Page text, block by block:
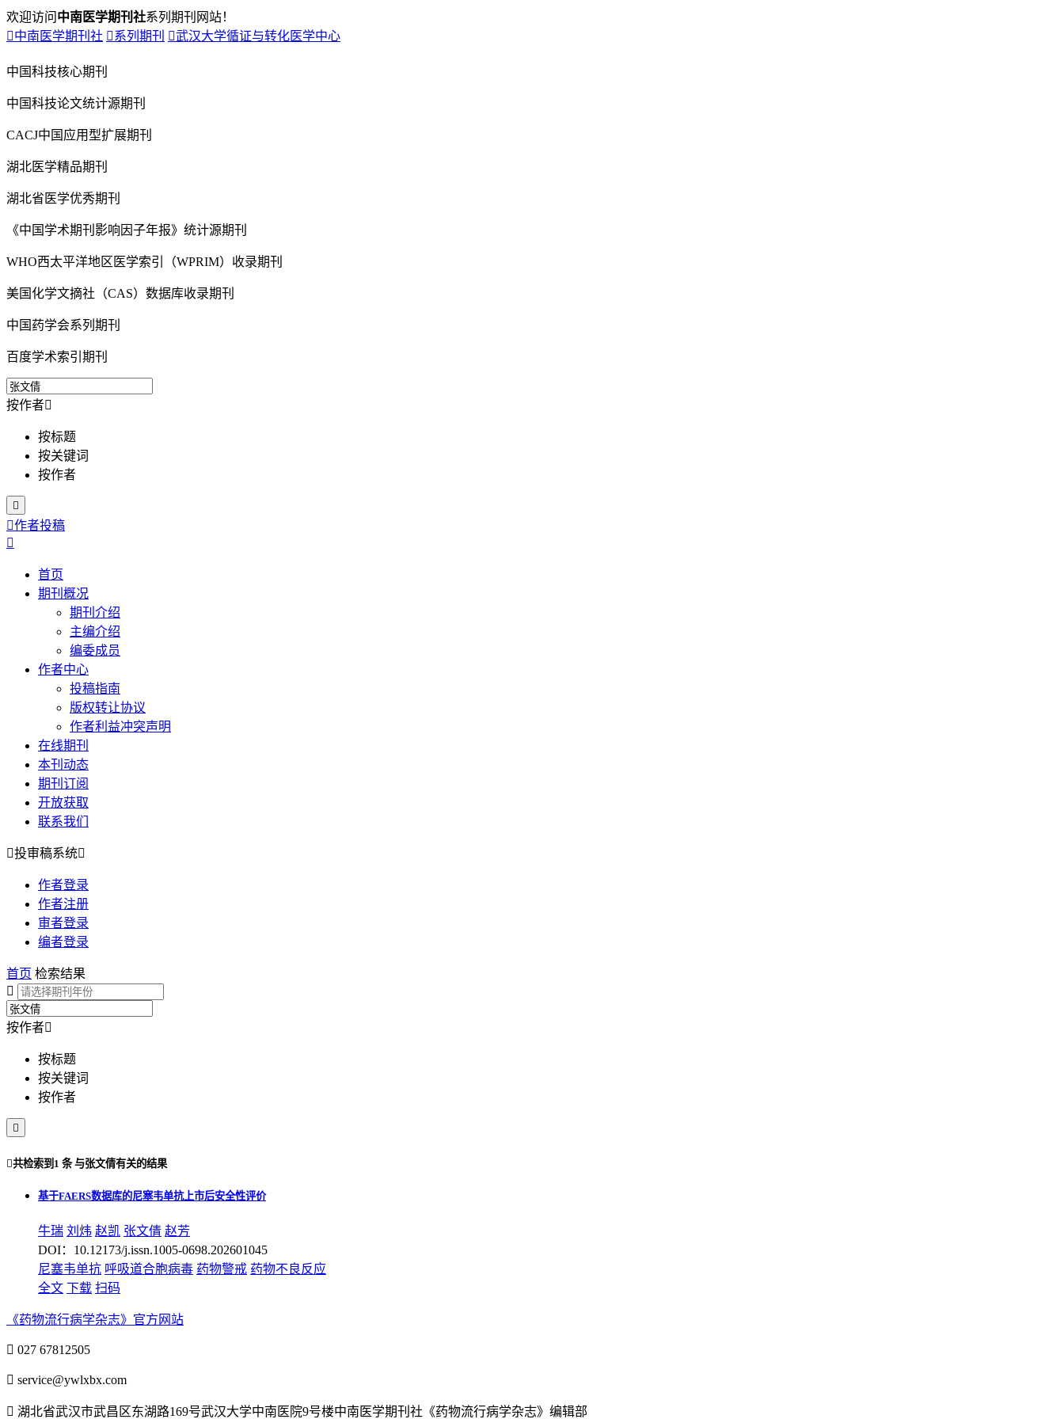
欢迎访问 中南医学期刊社系列期刊网站！
中南医学期刊社 系列期刊 武汉大学循证与转化医学中心
中国科技核心期刊
中国科技论文统计源期刊
CACJ中国应用型扩展期刊
湖北医学精品期刊
湖北省医学优秀期刊
《中国学术期刊影响因子年报》统计源期刊
WHO西太平洋地区医学索引（WPRIM）收录期刊
美国化学文摘社（CAS）数据库收录期刊
中国药学会系列期刊
百度学术索引期刊
按作者
按标题
按关键词
按作者

作者投稿

首页
期刊概况
期刊介绍
主编介绍
编委成员
作者中心
投稿指南
版权转让协议
作者利益冲突声明
在线期刊
本刊动态
期刊订阅
开放获取
联系我们
投审稿系统
作者登录
作者注册
审者登录
编者登录
首页 检索结果

按作者
按标题
按关键词
按作者

共检索到 1 条与张文倩有关的结果
基于FAERS数据库的尼塞韦单抗上市后安全性评价
牛瑞 刘炜 赵凯 张文倩 赵芳
DOI：10.12173/j.issn.1005-0698.202601045
尼塞韦单抗 呼吸道合胞病毒 药物警戒 药物不良反应
全文 下载 扫码
《药物流行病学杂志》官方网站
 027 67812505
 service@ywlxbx.com
 湖北省武汉市武昌区东湖路169号武汉大学中南医院9号楼中南医学期刊社《药物流行病学杂志》编辑部